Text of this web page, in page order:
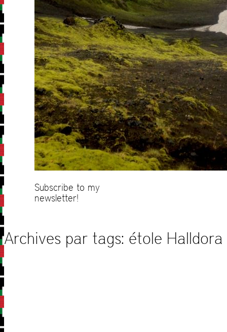
Subscribe to my
newsletter!
Archives par tags: étole Halldora